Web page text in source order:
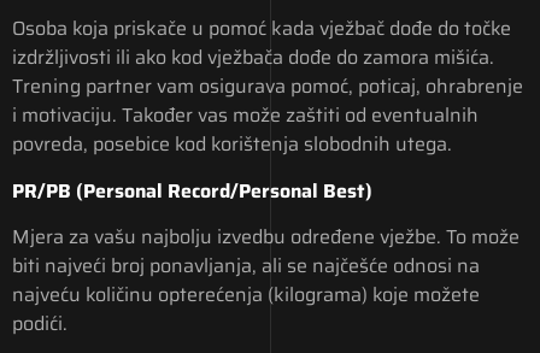
Osoba koja priskače u pomoć kada vježbač dođe do točke
izdržljivosti ili ako kod vježbača dođe do zamora mišića.
Trening partner vam osigurava pomoć, poticaj, ohrabrenje
i motivaciju. Također vas može zaštiti od eventualnih
povreda, posebice kod korištenja slobodnih utega.
PR/PB (Personal Record/Personal Best)
Mjera za vašu najbolju izvedbu određene vježbe. To može
biti najveći broj ponavljanja, ali se najčešće odnosi na
najveću količinu opterećenja (kilograma) koje možete
podići.